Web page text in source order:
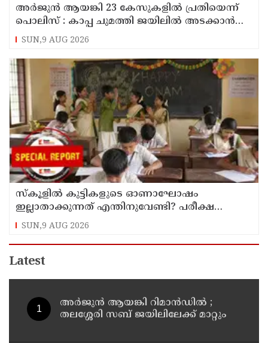
അര്‍ജുന്‍ ആയങ്കി 23 കേസുകളില്‍ പ്രതിയെന്ന്
പൊലിസ് : കാപ്പ ചുമത്തി ജയിലില്‍ അടക്കാന്‍
നീക്കം
SUN,9 AUG 2026
സ്‌കൂളില്‍ കുട്ടികളുടെ ഓണാഘോഷം
ഇല്ലാതാക്കുന്നത് എന്തിനുവേണ്ടി? പരീക്ഷ
ഷെഡ്യൂള്‍ മാറ്റിയത് തിരുത്തുമോ?
SUN,9 AUG 2026
Latest
അര്‍ജുന്‍ ആയങ്കി റിമാന്‍ഡില്‍ ;
തലശ്ശേരി സബ് ജയിലിലേക്ക് മാറ്റും